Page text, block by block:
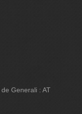
Generali : AT